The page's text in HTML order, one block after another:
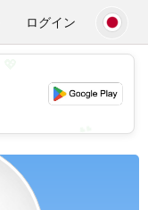
ログイン